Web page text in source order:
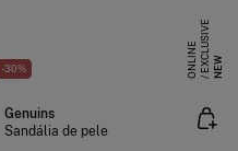
-30% NEW
E
X
C
L
US
I
V
E
O
N
L
I
N
E
Genuins
Sandália de pele